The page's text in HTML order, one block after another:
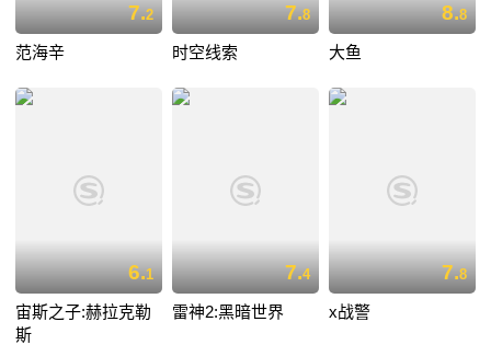
7.2
范海辛
7.8
时空线索
8.8
大鱼
6.1
宙斯之子:赫拉克勒
斯
7.4
雷神2:黑暗世界
7.8
x战警